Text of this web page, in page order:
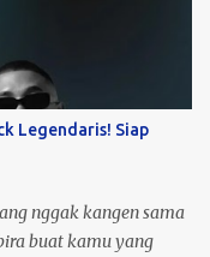
Legendaris! Siap
nggak kangen sama
buat kamu yang